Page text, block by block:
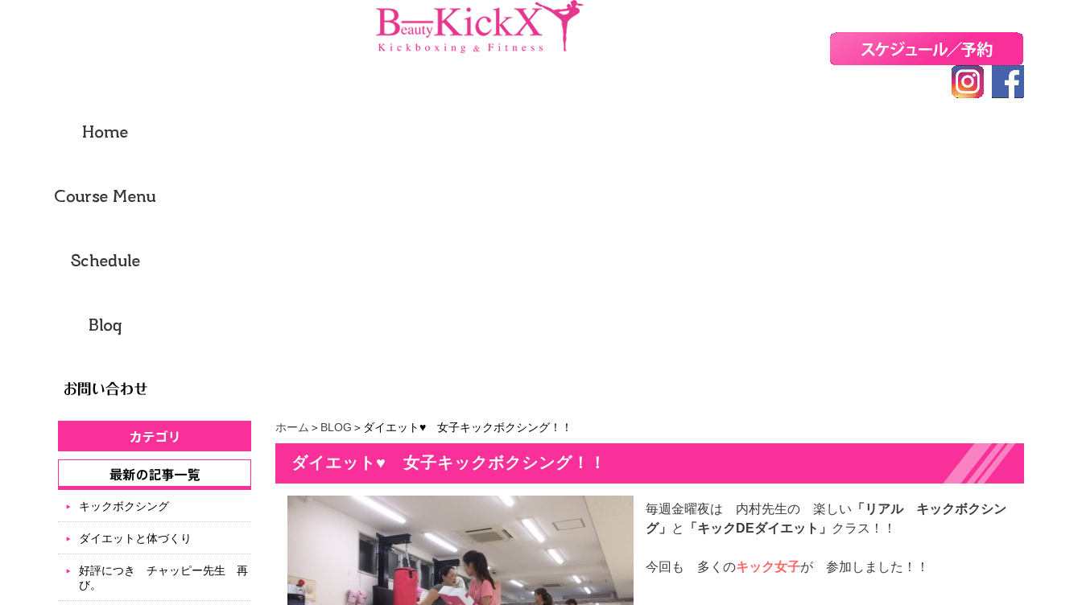
ホーム ＞ BLOG ＞ダイエット♥ 女子キックボクシング！！
ダイエット♥ 女子キックボクシング！！
毎週金曜夜は 内村先生の 楽しい 「リアル キックボクシン
グ」
と 「キックDEダイエット」 クラス！！
今回も 多くのキック女子が 参加しました！！
キックボクシング
ダイエットと体づくり
好評につき チャッピー先生 再
び。